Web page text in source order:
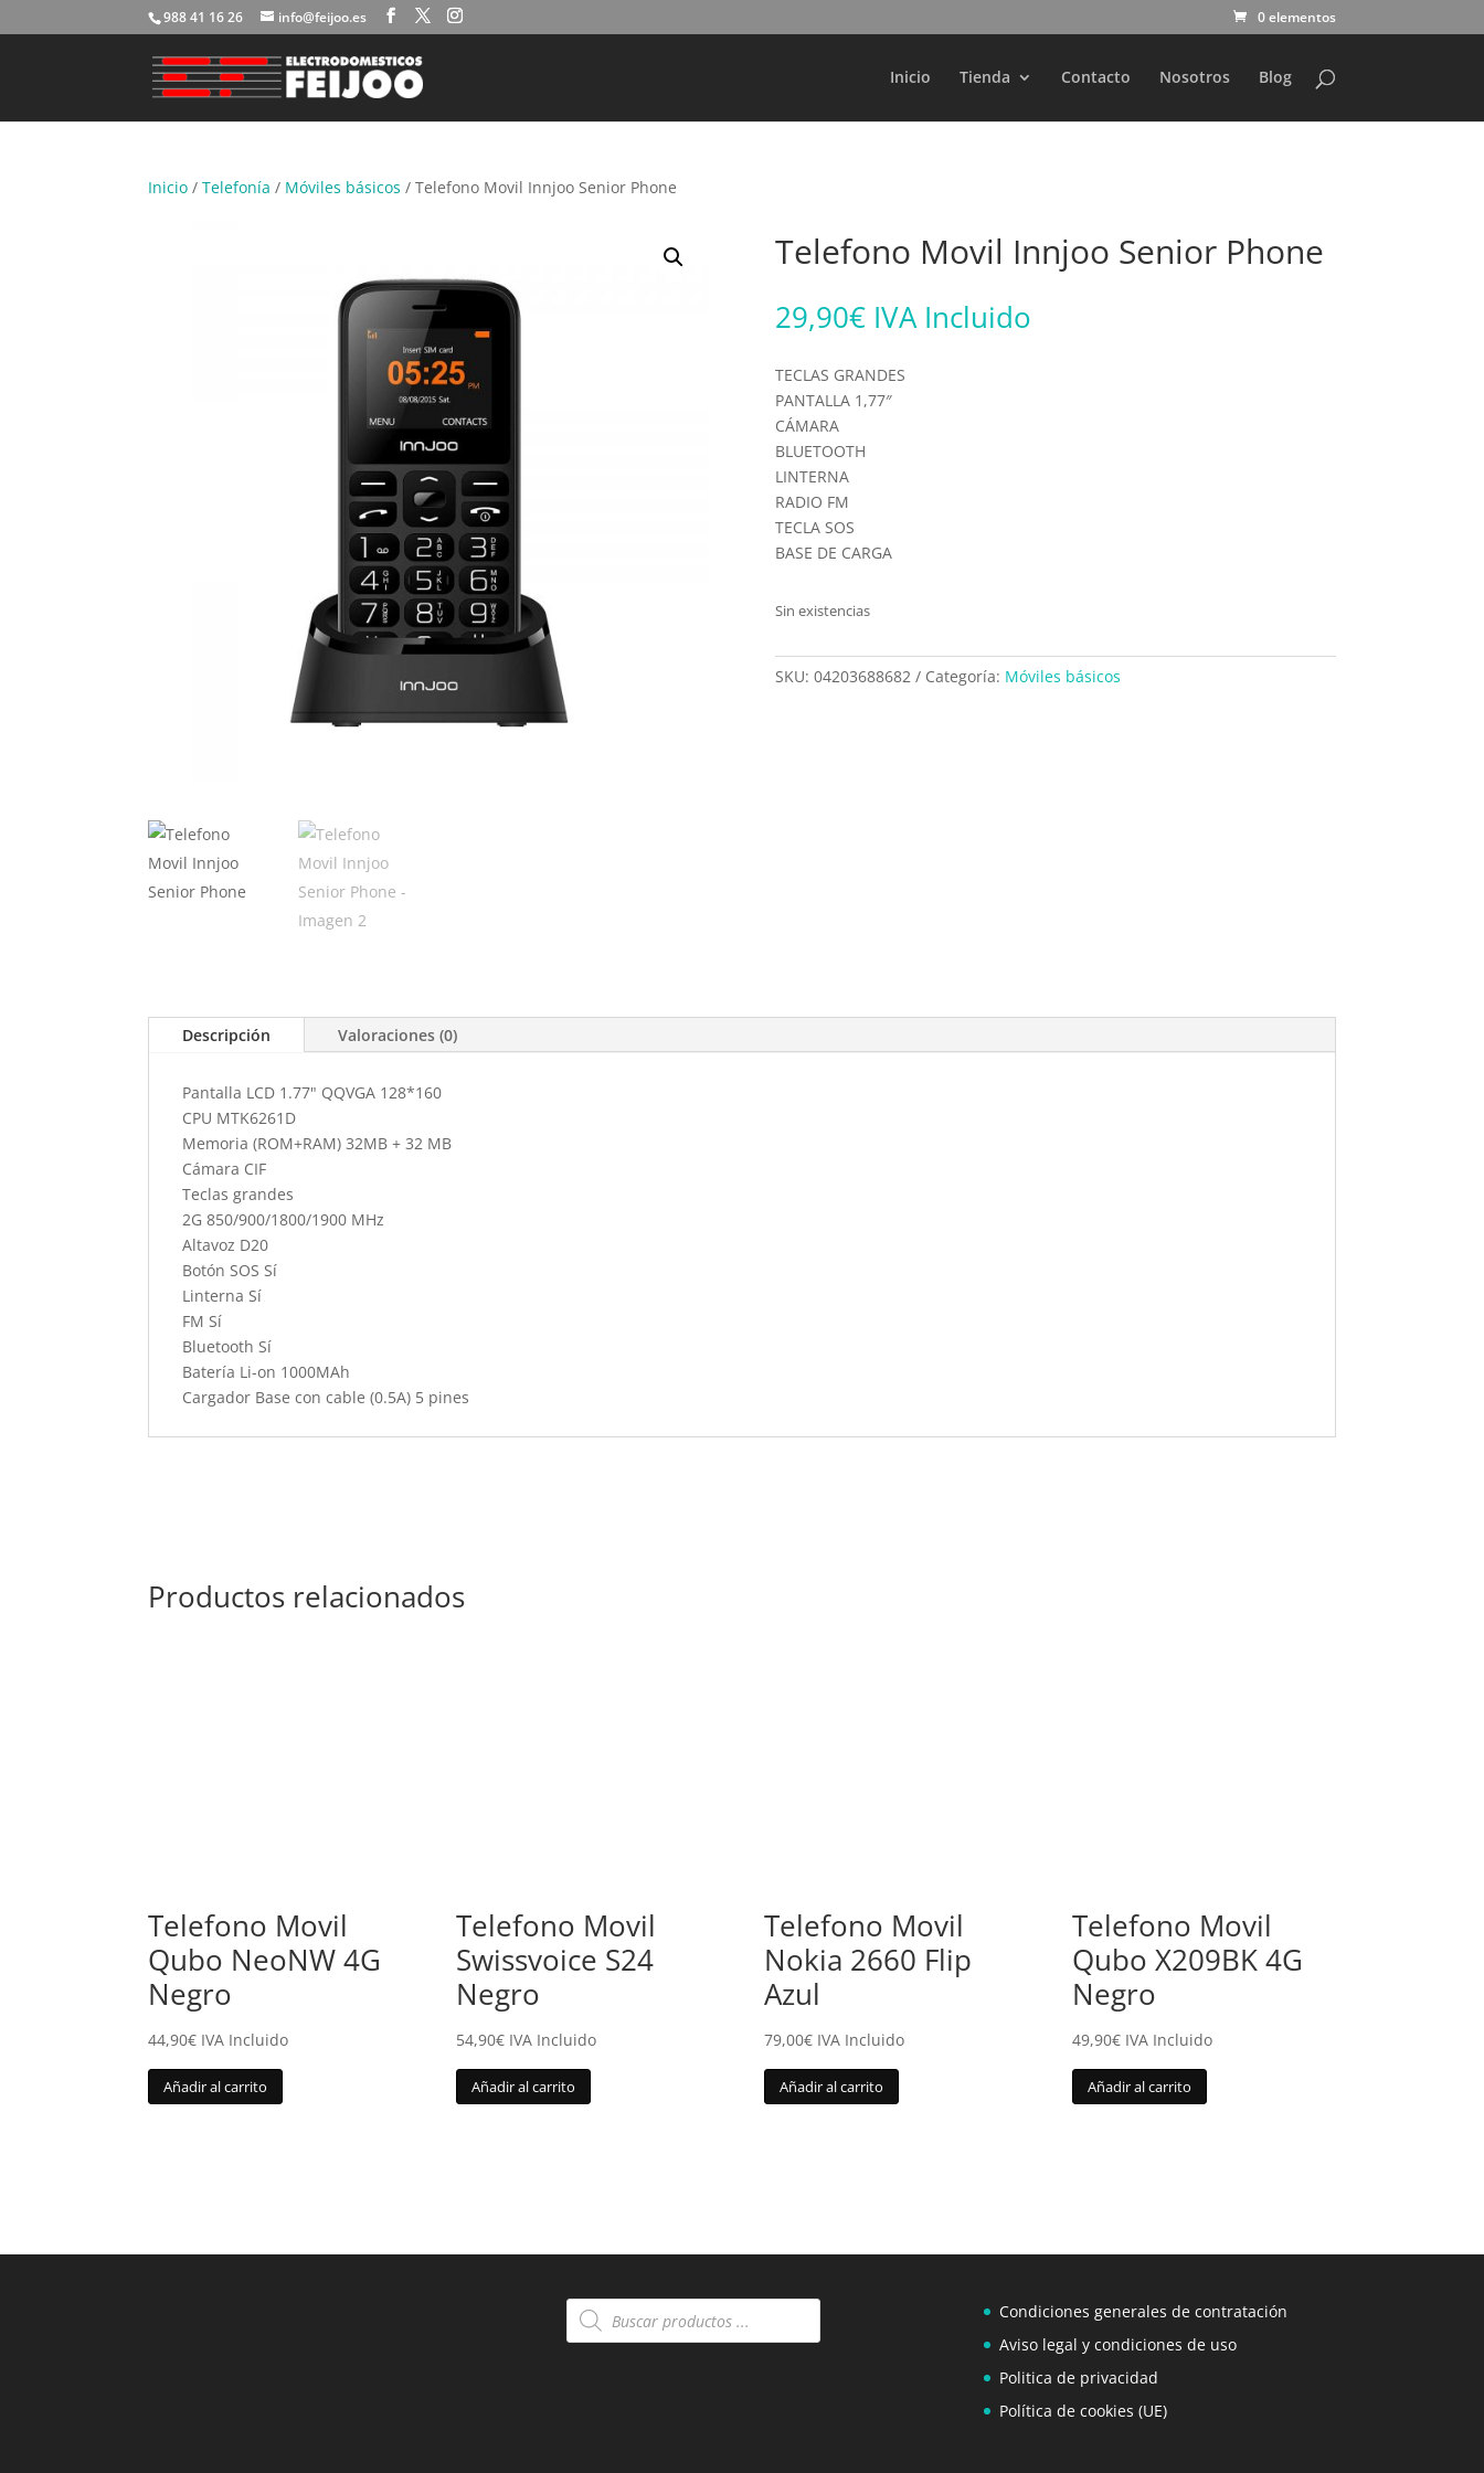
988 41 16 26 info@feijoo.es 0 elementos
Inicio Tienda Contacto Nosotros Blog
Búsqueda
productos
Inicio /Telefonía / Móviles básicos / Telefono Movil Innjoo Senior Phone
Telefono Movil Innjoo Senior Phone
29,90€ IVA Incluido
TECLAS GRANDES
PANTALLA 1,77″
CÁMARA
BLUETOOTH
LINTERNA
RADIO FM
TECLA SOS
BASE DE CARGA
Sin existencias
SKU: 04203688682 Categoría: Móviles básicos
Descripción Valoraciones (0)
Pantalla LCD 1.77" QQVGA 128*160
CPU MTK6261D
Memoria (ROM+RAM) 32MB + 32 MB
Cámara CIF
Teclas grandes
2G 850/900/1800/1900 MHz
Altavoz D20
Botón SOS Sí
Linterna Sí
FM Sí
Bluetooth Sí
Batería Li-on 1000MAh
Cargador Base con cable (0.5A) 5 pines
Productos relacionados
Telefono Movil
Qubo NeoNW 4G
Negro
44,90€ IVA Incluido
Añadir al carrito
Telefono Movil
Swissvoice S24
Negro
54,90€ IVA Incluido
Añadir al carrito
Telefono Movil
Nokia 2660 Flip
Azul
79,00€ IVA Incluido
Añadir al carrito
Telefono Movil
Qubo X209BK 4G
Negro
49,90€ IVA Incluido
Añadir al carrito
Búsqueda
de
Condiciones generales de contratación
Aviso legal y condiciones de uso
Politica de privacidad
Política de cookies (UE)